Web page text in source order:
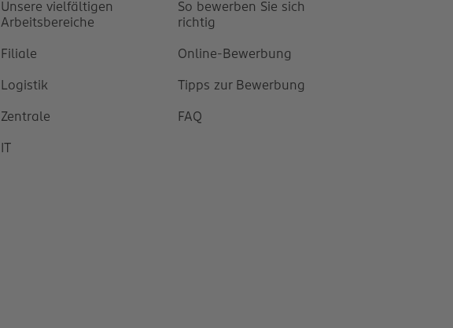
Unsere vielfältigen
Arbeitsbereiche
Filiale
Logistik
Zentrale
So bewerben Sie sich
richtig
Online-Bewerbung
Tipps zur Bewerbung
FAQ